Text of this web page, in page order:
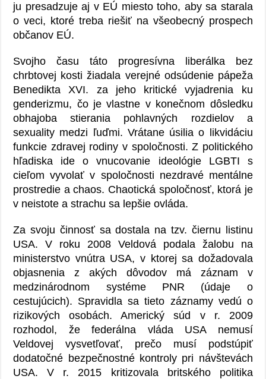
ju presadzuje aj v EÚ miesto toho, aby sa starala
o veci, ktoré treba riešiť na všeobecný prospech
občanov EÚ.
Svojho času táto progresívna liberálka bez
chrbtovej kosti žiadala verejné odsúdenie pápeža
Benedikta XVI. za jeho kritické vyjadrenia ku
genderizmu, čo je vlastne v konečnom dôsledku
obhajoba stierania pohlavných rozdielov a
sexuality medzi ľuďmi. Vrátane úsilia o likvidáciu
funkcie zdravej rodiny v spoločnosti. Z politického
hľadiska ide o vnucovanie ideológie LGBTI s
cieľom vyvolať v spoločnosti nezdravé mentálne
prostredie a chaos. Chaotická spoločnosť, ktorá je
v neistote a strachu sa lepšie ovláda.
Za svoju činnosť sa dostala na tzv. čiernu listinu
USA. V roku 2008 Veldová podala žalobu na
ministerstvo vnútra USA, v ktorej sa dožadovala
objasnenia z akých dôvodov má záznam v
medzinárodnom systéme PNR (údaje o
cestujúcich). Spravidla sa tieto záznamy vedú o
rizikových osobách. Americký súd v r. 2009
rozhodol, že federálna vláda USA nemusí
Veldovej vysvetľovať, prečo musí podstúpiť
dodatočné bezpečnostné kontroly pri návštevách
USA. V r. 2015 kritizovala britského politika